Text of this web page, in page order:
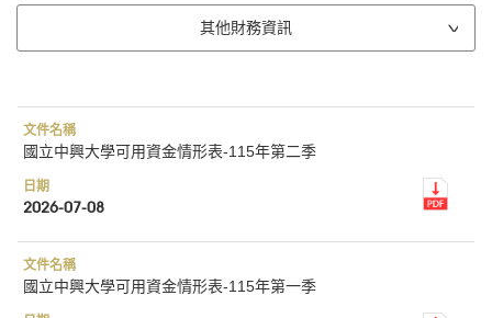
其他財務資訊
國立中興大學可用資金情形表-115年第二季
2026-07-08
國立中興大學可用資金情形表-115年第一季